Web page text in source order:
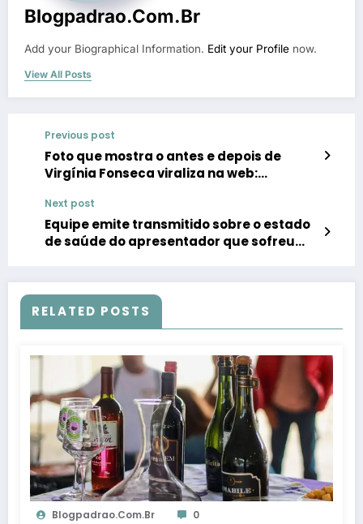
Blogpadrao.com.br
Add your Biographical Information. Edit your Profile now.
View All Posts
Previous post
Foto que mostra o antes e depois de
Virgínia Fonseca viraliza na web:
Next post
Equipe emite transmitido sobre o estado
de saúde do apresentador que sofreu
RELATED POSTS
Blogpadrao.com.br 0